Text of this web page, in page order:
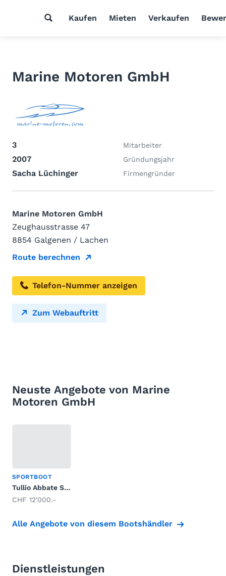
Kaufen Mieten Verkaufen
Marine Motoren GmbH
3 Mitarbeiter
2007 Gründungsjahr
Sacha Lüchinger Firmengründer
Marine Motoren GmbH
Zeughausstrasse 47
8854 Galgenen / Lachen
Route berechnen
Telefon-Nummer anzeigen
Zum Webauftritt
Neuste Angebote von Marine
Motoren GmbH
SPORTBOOT
Tullio Abbate Sea Star Super
CHF 12'000.-
Alle Angebote von diesem Bootshändler
Dienstleistungen